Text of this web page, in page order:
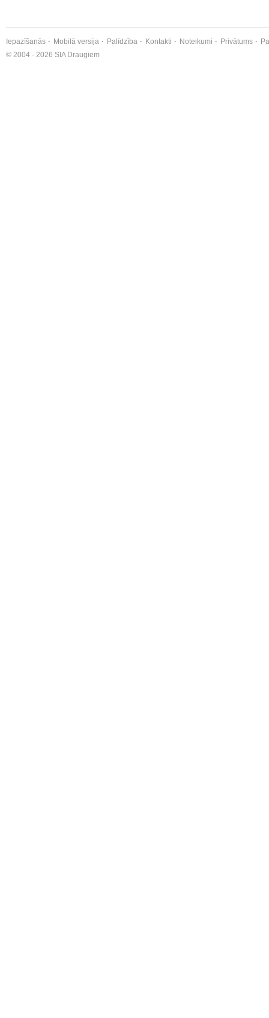
Iepazīšanās Mobilā versija Palīdzība Kontakti Noteikumi Privātums
© 2004 - 2026 SIA Draugiem